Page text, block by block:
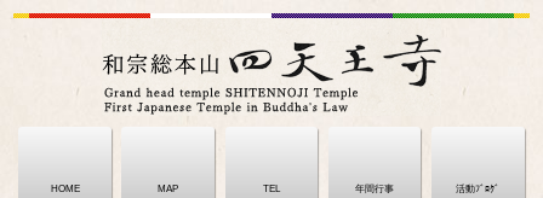
HOME MAP TEL 年間行事 活動ﾌﾞﾛｸﾞ